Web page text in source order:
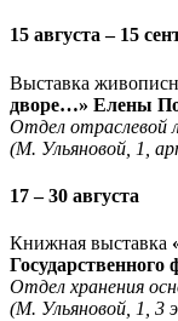
15 августа – 15
Выставка
дворе…» Елены
Отдел отраслевой
(М. Ульяновой, 1,
17 – 30 августа
Книжная выставка
Государственного
Отдел хранения
(М. Ульяновой, 1, 3